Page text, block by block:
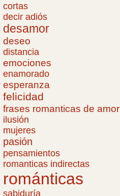
cortas
decir adiós
desamor
deseo
distancia
emociones
enamorado
esperanza
felicidad
frases romanticas de amor
ilusión
mujeres
pasión
pensamientos
romanticas indirectas
románticas
sabiduría